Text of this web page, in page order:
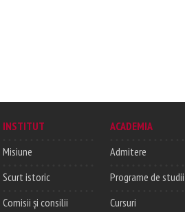
INSTITUT
Misiune
Scurt istoric
Comisii și consilii
ACADEMIA
Admitere
Programe de studii
Cursuri